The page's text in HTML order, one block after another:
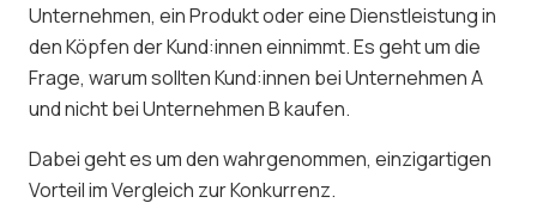
Unternehmen, ein Produkt oder eine Dienstleistung in
den Köpfen der Kund:innen einnimmt. Es geht um die
Frage, warum sollten Kund:innen bei Unternehmen A
und nicht bei Unternehmen B kaufen.
Dabei geht es um den wahrgenommen, einzigartigen
Vorteil im Vergleich zur Konkurrenz.